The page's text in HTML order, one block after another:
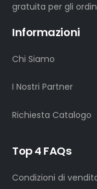
gratuita per gli
Informazioni
Chi Siamo
I Nostri Partner
Richiesta Catalogo
Top 4 FAQs
Condizioni di